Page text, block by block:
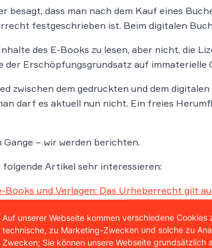
besagt, dass man nach dem Kauf eines
festgeschrieben ist. Beim digitalen
des E-Books zu lesen, aber nicht, die
Erschöpfungsgrundsatz auf immaterielle
zwischen dem gedruckten und dem
darf es aktuell nun nicht. Ein freies
– wir werden berichten.
folgende Artikel sehr interessieren:
und Verlagen: Das Urheberrecht gilt
In-App-Zwang macht es möglich
Auf unserer Webseite kommen verschiedene Cookies
technische, zu Marketing-Zwecken und solche zu
Zwecken; Sie können unsere Webseite grundsätzlich